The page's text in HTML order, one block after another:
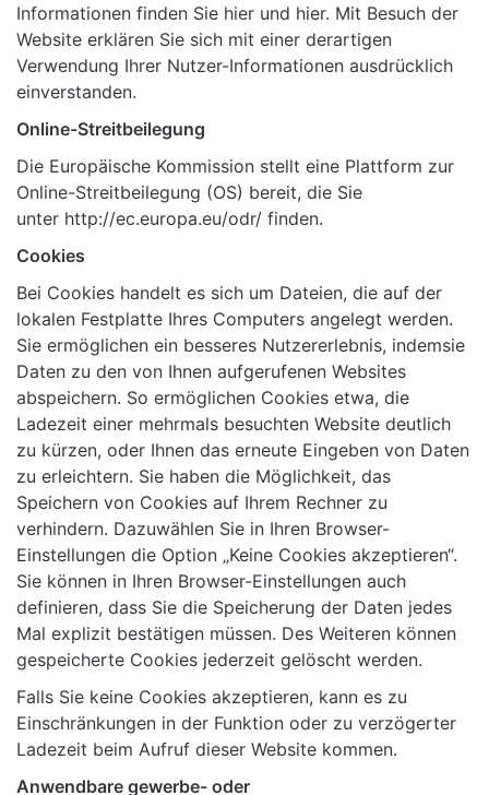
Informationen finden Sie hier und hier. Mit Besuch der
Website erklären Sie sich mit einer derartigen
Verwendung Ihrer Nutzer-Informationen ausdrücklich
einverstanden.
Online-Streitbeilegung
Die Europäische Kommission stellt eine Plattform zur
Online-Streitbeilegung (OS) bereit, die Sie
unter http://ec.europa.eu/odr/ finden.
Cookies
Bei Cookies handelt es sich um Dateien, die auf der
lokalen Festplatte Ihres Computers angelegt werden.
Sie ermöglichen ein besseres Nutzererlebnis, indemsie
Daten zu den von Ihnen aufgerufenen Websites
abspeichern. So ermöglichen Cookies etwa, die
Ladezeit einer mehrmals besuchten Website deutlich
zu kürzen, oder Ihnen das erneute Eingeben von Daten
zu erleichtern. Sie haben die Möglichkeit, das
Speichern von Cookies auf Ihrem Rechner zu
verhindern. Dazuwählen Sie in Ihren Browser-
Einstellungen die Option „Keine Cookies akzeptieren“.
Sie können in Ihren Browser-Einstellungen auch
definieren, dass Sie die Speicherung der Daten jedes
Mal explizit bestätigen müssen. Des Weiteren können
gespeicherte Cookies jederzeit gelöscht werden.
Falls Sie keine Cookies akzeptieren, kann es zu
Einschränkungen in der Funktion oder zu verzögerter
Ladezeit beim Aufruf dieser Website kommen.
Anwendbare gewerbe- oder